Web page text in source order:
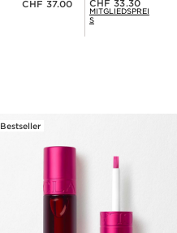
CHF 37.00 Mitgliederpreis CHF 33.30
CHF 33.30
MITGLIEDSPREI
S
Bestseller